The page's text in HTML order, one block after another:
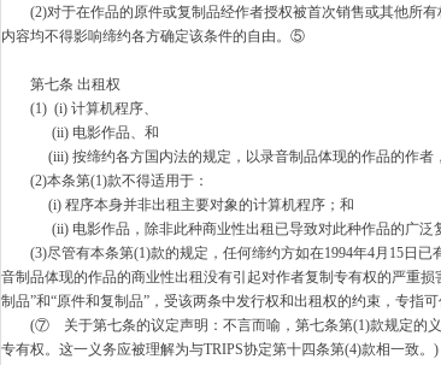
(2)对于在作品的原件或复制品经作者授权被首次销售或其他所有
内容均不得影响缔约各方确定该条件的自由。⑤
第七条 出租权
(1) (i) 计算机程序、
(ii) 电影作品、和
(iii) 按缔约各方国内法的规定，以录音制品体现的作品的作者，
(2)本条第(1)款不得适用于：
(i) 程序本身并非出租主要对象的计算机程序；和
(ii) 电影作品，除非此种商业性出租已导致对此种作品的广泛复
(3)尽管有本条第(1)款的规定，任何缔约方如在1994年4月15日已
音制品体现的作品的商业性出租没有引起对作者复制专有权的严
制品”和“原件和复制品”，受该两条中发行权和出租权的约束，专指
(⑦ 关于第七条的议定声明：不言而喻，第七条第(1)款规定的义
专有权。这一义务应被理解为与TRIPS协定第十四条第(4)款相一致。)